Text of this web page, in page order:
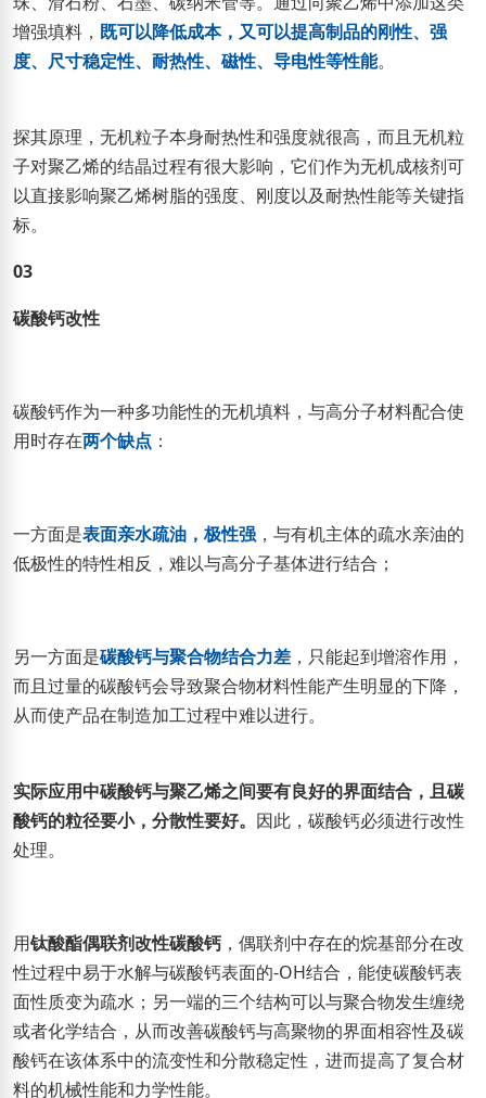
增强填料， 既可以降低成本，又可以提高制品的刚性、强
度、尺寸稳定性、耐热性、磁性、导电性等性能。
探其原理，无机粒子本身耐热性和强度就很高，而且无机粒
子对聚乙烯的结晶过程有很大影响，它们作为无机成核剂可
以直接影响聚乙烯树脂的强度、刚度以及耐热性能等关键指
标。
03
碳酸钙改性
碳酸钙作为一种多功能性的无机填料，与高分子材料配合使
用时存在两个缺点 ：
一方面是表面亲水疏油，极性强 ，与有机主体的疏水亲油的
低极性的特性相反，难以与高分子基体进行结合；
另一方面是碳酸钙与聚合物结合力差 ，只能起到增溶作用，
而且过量的碳酸钙会导致聚合物材料性能产生明显的下降，
从而使产品在制造加工过程中难以进行。
实际应用中碳酸钙与聚乙烯之间要有良好的界面结合，且碳
酸钙的粒径要小，分散性要好。 因此，碳酸钙必须进行改性
处理。
用钛酸酯偶联剂改性碳酸钙 ，偶联剂中存在的烷基部分在改
性过程中易于水解与碳酸钙表面的-OH结合，能使碳酸钙表
面性质变为疏水；另一端的三个结构可以与聚合物发生缠绕
或者化学结合，从而改善碳酸钙与高聚物的界面相容性及碳
酸钙在该体系中的流变性和分散稳定性，进而提高了复合材
料的机械性能和力学性能。